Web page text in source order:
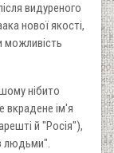
видуреного
нової якості,
можливість
нібито
вкрадене ім'я
й "Росія"),
людьми".